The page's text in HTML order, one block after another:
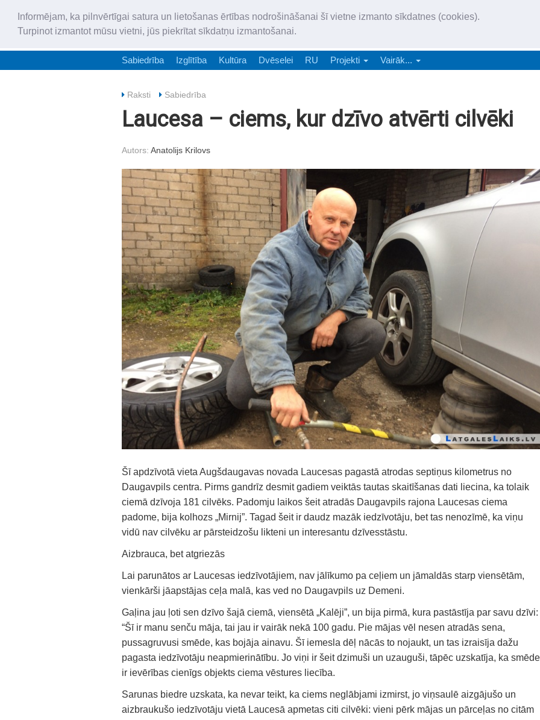
Informējam, ka pilnvērtīgai satura un lietošanas ērtības nodrošināšanai šī vietne izmanto sīkdatnes (cookies).
Turpinot izmantot mūsu vietni, jūs piekrītat sīkdatņu izmantošanai.
„Latgales Laiks” latviešu valodā aptver Daugavpils valstspilsētu,
Sabiedrība Izglītība Kultūra Dvēselei RU Projekti Vairāk...
Raksti Sabiedrība
Laucesa – ciems, kur dzīvo atvērti cilvēki
Autors: Anatolijs Krilovs
Šī apdzīvotā vieta Augšdaugavas novada Laucesas pagastā atrodas septiņus kilometrus no
Daugavpils centra. Pirms gandrīz desmit gadiem veiktās tautas skaitīšanas dati liecina, ka tolaik
ciemā dzīvoja 181 cilvēks. Padomju laikos šeit atradās Daugavpils rajona Laucesas ciema
padome, bija kolhozs „Mirnij”. Tagad šeit ir daudz mazāk iedzīvotāju, bet tas nenozīmē, ka viņu
vidū nav cilvēku ar pārsteidzošu likteni un interesantu dzīvesstāstu.
Aizbrauca, bet atgriezās
Lai parunātos ar Laucesas iedzīvotājiem, nav jālīkumo pa ceļiem un jāmaldās starp viensētām,
vienkārši jāapstājas ceļa malā, kas ved no Daugavpils uz Demeni.
Gaļina jau ļoti sen dzīvo šajā ciemā, viensētā „Kalēji”, un bija pirmā, kura pastāstīja par savu dzīvi:
“Šī ir manu senču māja, tai jau ir vairāk nekā 100 gadu. Pie mājas vēl nesen atradās sena,
pussagruvusi smēde, kas bojāja ainavu. Šī iemesla dēļ nācās to nojaukt, un tas izraisīja dažu
pagasta iedzīvotāju neapmierinātību. Jo viņi ir šeit dzimuši un uzauguši, tāpēc uzskatīja, ka smēde
ir ievērības cienīgs objekts ciema vēstures liecība.
Sarunas biedre uzskata, ka nevar teikt, ka ciems neglābjami izmirst, jo viņsaulē aizgājušo un
aizbraukušo iedzīvotāju vietā Laucesā apmetas citi cilvēki: vieni pērk mājas un pārceļas no citām